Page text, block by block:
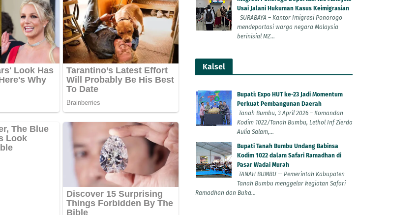
Usai Jalani Hukuman Kasus Keimigrasian
SURABAYA – Kantor Imigrasi Ponorogo
mendeportasi warga negara Malaysia
berinisial MZ...
Kalsel
Bupati: Expo HUT ke-23 Jadi Momentum
Perkuat Pembangunan Daerah
Tanah Bumbu, 3 April 2026 – Komandan
Kodim 1022/Tanah Bumbu, Letkol Inf Zierda
Aulia Salam,...
Bupati Tanah Bumbu Undang Babinsa
Kodim 1022 dalam Safari Ramadhan di
Pasar Wadai Murah
TANAH BUMBU — Pemerintah Kabupaten
Tanah Bumbu menggelar kegiatan Safari
Ramadhan dan Buka...